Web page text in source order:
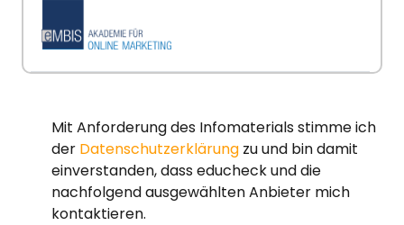
Mit Anforderung des Infomaterials stimme ich
der Datenschutzerklärung zu und bin damit
einverstanden, dass educheck und die
nachfolgend ausgewählten Anbieter mich
kontaktieren.